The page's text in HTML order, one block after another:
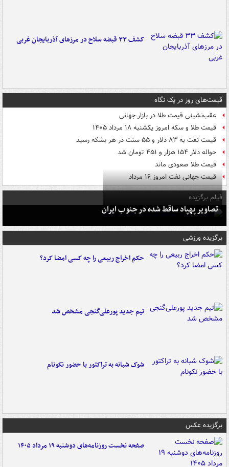
کشف ۳۳ قبضه سلاح در مرزهای آذربایجان غربی
قیمت‌های روز در یک نگاه
عقب‌نشینی قیمت طلا در بازار جهانی
قیمت طلا و سکه امروز یکشنبه ۱۸ مرداد ۱۴۰۵
قیمت نفت به ۸۳ دلار و ۵۵ سنت در هر بشکه رسید
حواله دلار ۱۵۴ هزار و ۴۵۱ تومان شد
قیمت طلا صعودی ماند
قیمت جهانی نفت امروز ۱۶ مرداد
فیلم برگزیده
تصاویر پهپاد ساقط شده در جنوب ایران
برگزیده ورزشی
حکم اخراج ربیعی را چه کسی امضا کرد؟
تیم جدید پورعلی‌گنجی مشخص شد
شوک شبانه به تراکتور با حضور نکونام
برگزیده عکس
صفحه نخست روزنامه‌های دوشنبه ۱۹ مرداد ۱۴۰۵